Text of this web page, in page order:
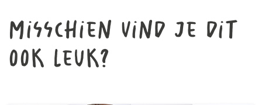
Misschien vind je dit
ook leuk?